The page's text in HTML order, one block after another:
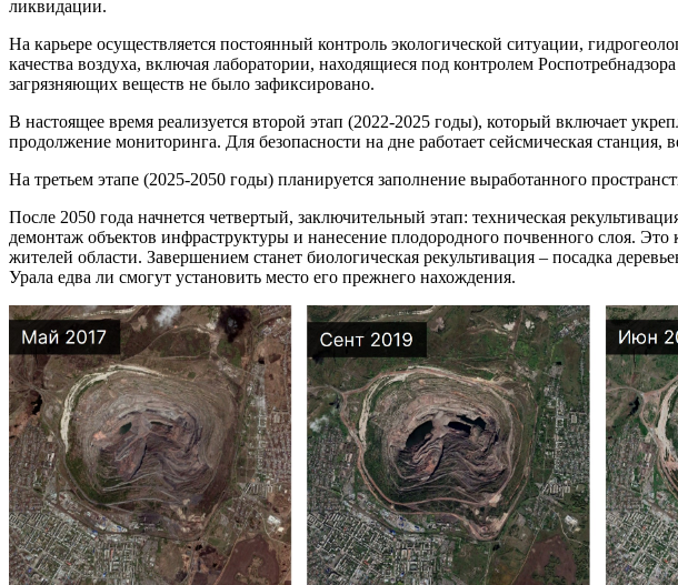
ликвидации.
На карьере осуществляется постоянный контроль экологической ситуации,
качества воздуха, включая лаборатории, находящиеся под контролем
загрязняющих веществ не было зафиксировано.
В настоящее время реализуется второй этап (2022-2025 годы), который включает
продолжение мониторинга. Для безопасности на дне работает сейсмическая станция,
На третьем этапе (2025-2050 годы) планируется заполнение выработанного
После 2050 года начнется четвертый, заключительный этап: техническая
демонтаж объектов инфраструктуры и нанесение плодородного почвенного слоя.
жителей области. Завершением станет биологическая рекультивация – посадка
Урала едва ли смогут установить место его прежнего нахождения.